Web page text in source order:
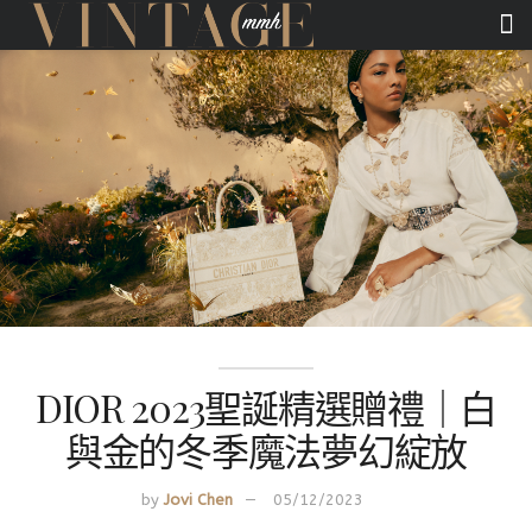
DIOR 2023聖誕精選贈禮｜白
與金的冬季魔法夢幻綻放
by Jovi Chen 05/12/2023